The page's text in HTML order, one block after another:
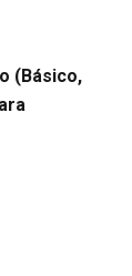
(Básico,